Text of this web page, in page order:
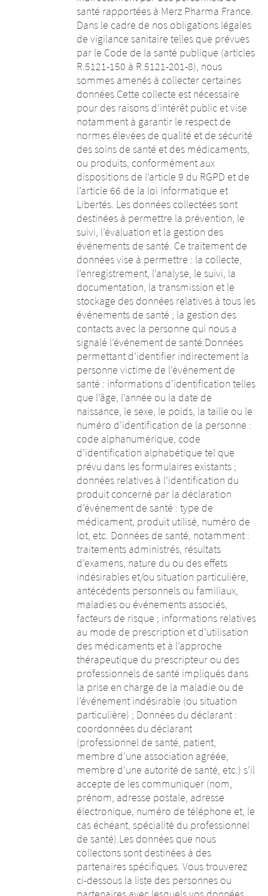
santé rapportées à Merz Pharma France.
Dans le cadre de nos obligations légales
de vigilance sanitaire telles que prévues
par le Code de la santé publique (articles
R.5121-150 à R.5121-201-8), nous
sommes amenés à collecter certaines
données.Cette collecte est nécessaire
pour des raisons d’intérêt public et vise
notamment à garantir le respect de
normes élevées de qualité et de sécurité
des soins de santé et des médicaments,
ou produits, conformément aux
dispositions de l’article 9 du RGPD et de
l’article 66 de la loi Informatique et
Libertés. Les données collectées sont
destinées à permettre la prévention, le
suivi, l’évaluation et la gestion des
événements de santé. Ce traitement de
données vise à permettre : la collecte,
l’enregistrement, l’analyse, le suivi, la
documentation, la transmission et le
stockage des données relatives à tous les
événements de santé ; la gestion des
contacts avec la personne qui nous a
signalé l’événement de santé.Données
permettant d’identifier indirectement la
personne victime de l’événement de
santé : informations d’identification telles
que l’âge, l’année ou la date de
naissance, le sexe, le poids, la taille ou le
numéro d’identification de la personne :
code alphanumérique, code
d’identification alphabétique tel que
prévu dans les formulaires existants ;
données relatives à l’identification du
produit concerné par la déclaration
d’événement de santé : type de
médicament, produit utilisé, numéro de
lot, etc. Données de santé, notamment :
traitements administrés, résultats
d’examens, nature du ou des effets
indésirables et/ou situation particulière,
antécédents personnels ou familiaux,
maladies ou événements associés,
facteurs de risque ; informations relatives
au mode de prescription et d’utilisation
des médicaments et à l’approche
thérapeutique du prescripteur ou des
professionnels de santé impliqués dans
la prise en charge de la maladie ou de
l’événement indésirable (ou situation
particulière) ; Données du déclarant :
coordonnées du déclarant
(professionnel de santé, patient,
membre d’une association agréée,
membre d’une autorité de santé, etc.) s’il
accepte de les communiquer (nom,
prénom, adresse postale, adresse
électronique, numéro de téléphone et, le
cas échéant, spécialité du professionnel
de santé).Les données que nous
collectons sont destinées à des
partenaires spécifiques. Vous trouverez
ci-dessous la liste des personnes ou